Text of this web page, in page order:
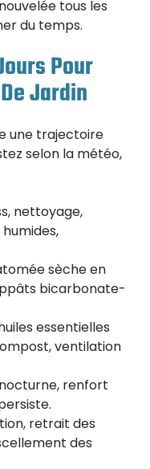
tous les
du temps.
Pour
Jardin
une trajectoire
selon la météo,
nettoyage,
sèche en
bicarbonate-
essentielles
ventilation
nocturne, renfort
retrait des
des